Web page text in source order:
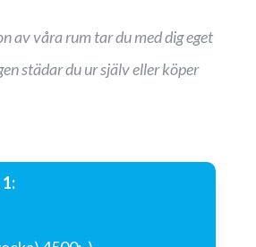
av våra rum tar du med dig eget
städar du ur själv eller köper